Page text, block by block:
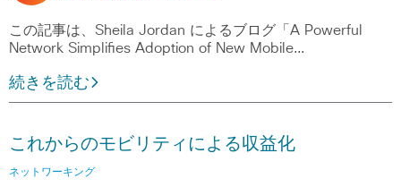
この記事は、Sheila Jordan によるブログ「A Powerful
Network Simplifies Adoption of New Mobile…
続きを読む
これからのモビリティによる収益化
ネットワーキング